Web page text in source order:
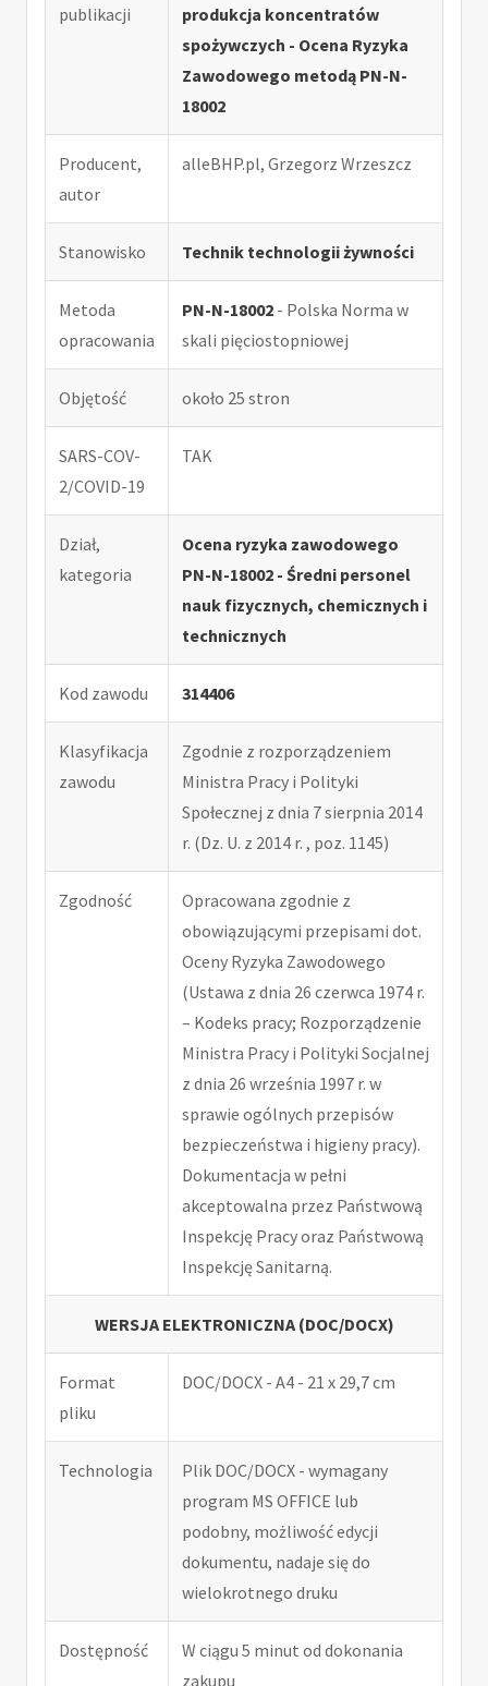
publikacji
produkcja koncentratów
spożywczych - Ocena Ryzyka
Zawodowego metodą PN-N-
18002
Producent,
autor
alleBHP.pl, Grzegorz Wrzeszcz
Stanowisko Technik technologii żywności
Metoda
opracowania
PN-N-18002 - Polska Norma w
skali pięciostopniowej
Objętość około 25 stron
SARS-COV-
2/COVID-19
TAK
Dział,
kategoria
Ocena ryzyka zawodowego
PN-N-18002 - Średni personel
nauk fizycznych, chemicznych i
technicznych
Kod zawodu 314406
Klasyfikacja
zawodu
Zgodnie z rozporządzeniem
Ministra Pracy i Polityki
Społecznej z dnia 7 sierpnia 2014
r. (Dz. U. z 2014 r. , poz. 1145)
Zgodność
Opracowana zgodnie z
obowiązującymi przepisami dot.
Oceny Ryzyka Zawodowego
(Ustawa z dnia 26 czerwca 1974 r.
– Kodeks pracy; Rozporządzenie
Ministra Pracy i Polityki Socjalnej
z dnia 26 września 1997 r. w
sprawie ogólnych przepisów
bezpieczeństwa i higieny pracy).
Dokumentacja w pełni
akceptowalna przez Państwową
Inspekcję Pracy oraz Państwową
Inspekcję Sanitarną.
WERSJA ELEKTRONICZNA (DOC/DOCX)
Format
pliku
DOC/DOCX - A4 - 21 x 29,7 cm
Technologia
Plik DOC/DOCX - wymagany
program MS OFFICE lub
podobny, możliwość edycji
dokumentu, nadaje się do
wielokrotnego druku
Dostępność
W ciągu 5 minut od dokonania
zakupu